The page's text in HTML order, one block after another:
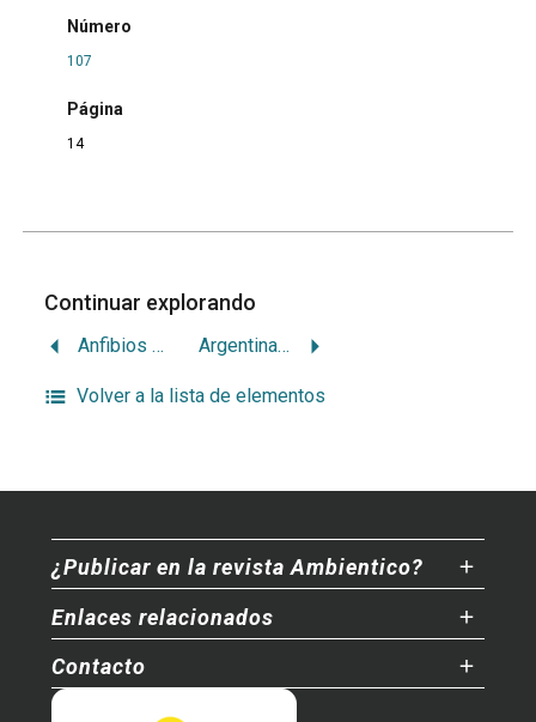
Número
107
Página
14
Continuar explorando
Anfibios en retirada Argentina negándose a la sustentabilidad
Volver a la lista de elementos
¿Publicar en la revista Ambientico?
Enlaces relacionados
Contacto